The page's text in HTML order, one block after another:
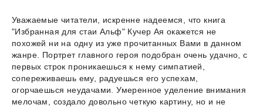
Уважаемые читатели, искренне надеемся, что книга
"Избранная для стаи Альф" Кучер Ая окажется не
похожей ни на одну из уже прочитанных Вами в данном
жанре. Портрет главного героя подобран очень удачно, с
первых строк проникаешься к нему симпатией,
сопереживаешь ему, радуешься его успехам,
огорчаешься неудачами. Умеренное уделение внимания
мелочам, создало довольно четкую картину, но и не